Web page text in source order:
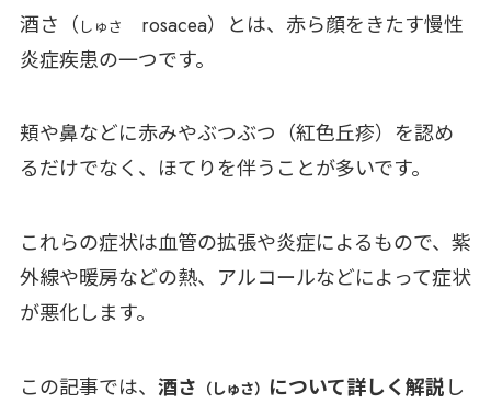
酒さ（ しゅさ
rosacea）とは、赤ら顔をきたす慢性
炎症疾患の一つです。
頬や鼻などに赤みやぶつぶつ（紅色丘疹）を認め
るだけでなく、ほてりを伴うことが多いです。
これらの症状は血管の拡張や炎症によるもので、紫
外線や暖房などの熱、アルコールなどによって症状
が悪化します。
この記事では、 酒さ （しゅさ） について詳しく解説し